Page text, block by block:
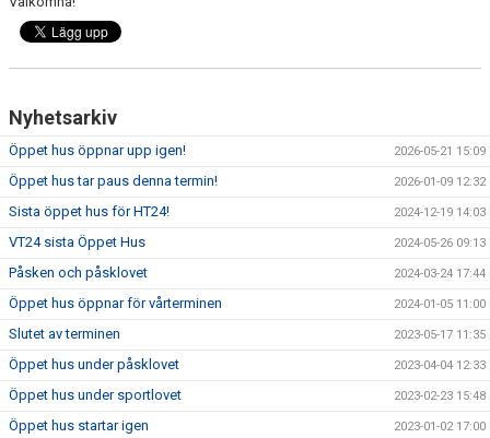
Nyhetsarkiv
Öppet hus öppnar upp igen! 2026-05-21 15:09
Öppet hus tar paus denna termin! 2026-01-09 12:32
Sista öppet hus för HT24! 2024-12-19 14:03
VT24 sista Öppet Hus 2024-05-26 09:13
Påsken och påsklovet 2024-03-24 17:44
Öppet hus öppnar för vårterminen 2024-01-05 11:00
Slutet av terminen 2023-05-17 11:35
Öppet hus under påsklovet 2023-04-04 12:33
Öppet hus under sportlovet 2023-02-23 15:48
Öppet hus startar igen 2023-01-02 17:00